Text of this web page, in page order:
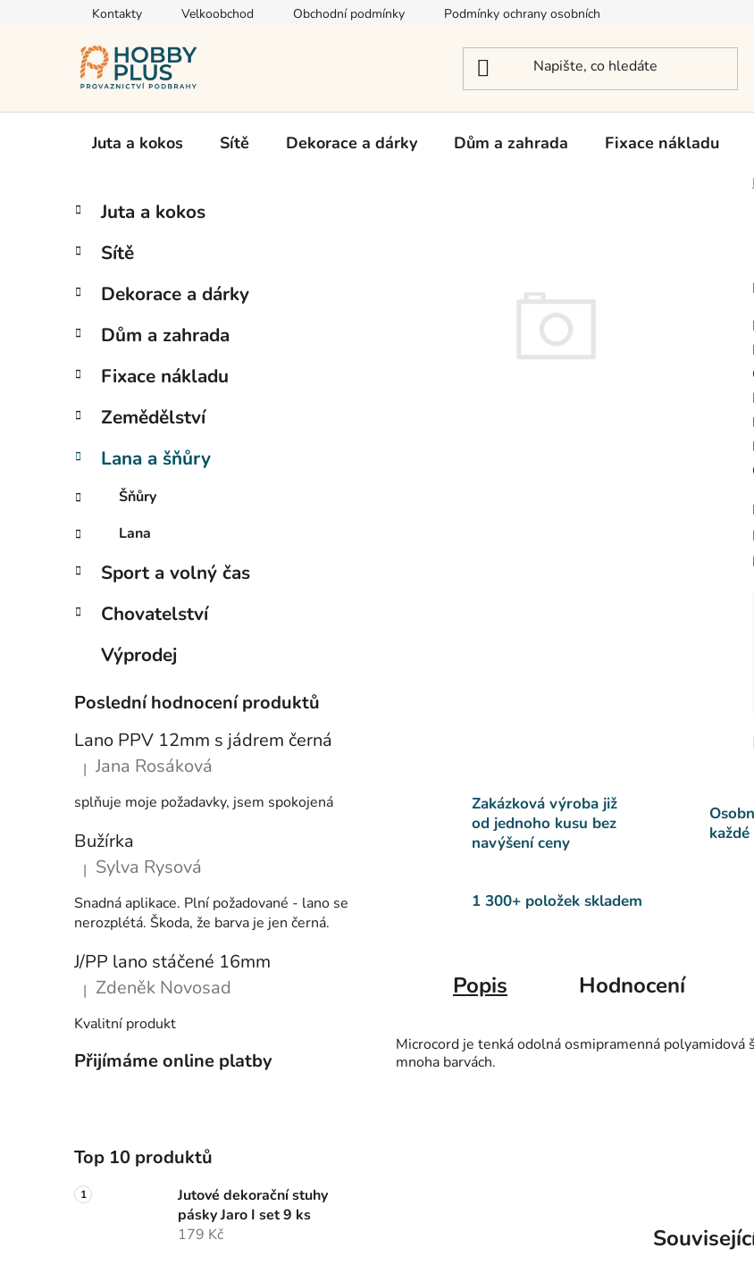
Kontakty Velkoobchod Obchodní podmínky Podmínky ochrany osobních údajů
Juta a kokos Sítě Dekorace a dárky Dům a zahrada Fixace nákladu
P
s
r
n
n
í
p
n
l
Přeskočit
kategorie
K
a
e
o
i
Juta a kokos
Sítě
Dekorace a dárky
Dům a zahrada
Fixace nákladu
Zemědělství
Lana a šňůry
Šňůry
Lana
Sport a volný čas
Chovatelství
Výprodej
Poslední hodnocení produktů
Lano PPV 12mm s jádrem černá
Hodnocení produktu je 5 z 5 hvězdiček.
| Jana Rosáková
splňuje moje požadavky, jsem spokojená
Bužírka
Hodnocení produktu je 5 z 5 hvězdiček.
| Sylva Rysová
Snadná aplikace. Plní požadované - lano se
nerozplétá. Škoda, že barva je jen černá.
J/PP lano stáčené 16mm
Hodnocení produktu je 5 z 5 hvězdiček.
| Zdeněk Novosad
Kvalitní produkt
Přijímáme online platby
Top 10 produktů
Jutové dekorační stuhy
pásky Jaro I set 9 ks
179 Kč
Zakázková výroba již
od jednoho kusu bez
navýšení ceny
každé
1 300+ položek skladem
Popis Hodnocení
Microcord je tenká odolná osmipramenná polyamidová
mnoha barvách.